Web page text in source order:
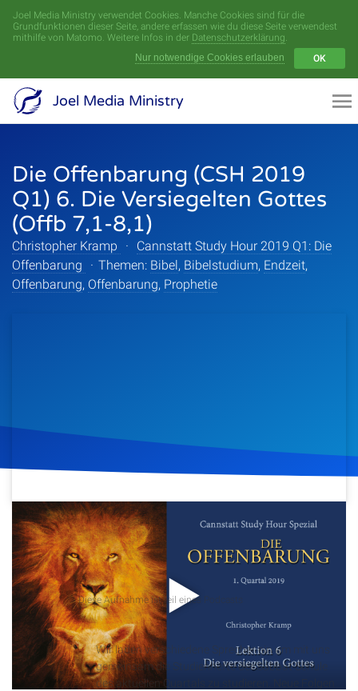
Joel Media Ministry verwendet Cookies. Manche Cookies sind für die
Grundfunktionen dieser Seite, andere erfassen wie du diese Seite verwendest
mithilfe von Matomo. Weitere Infos in der Datenschutzerklärung.
Nur notwendige Cookies erlauben
OK
Joel Media Ministry
Die Offenbarung (CSH 2019
Q1) 6. Die Versiegelten Gottes
(Offb 7,1-8,1)
Christopher Kramp ·
Cannstatt Study Hour 2019 Q1: Die
Offenbarung
· Themen: Bibel, Bibelstudium, Endzeit,
Offenbarung, Offenbarung, Prophetie
4. Februar 2019 3.332 Download
Podcast Diese Aufnahme ist teil eines Podcasts
Cannstatt Study Hour
Wir laden verschiedene Sprecher ein um mit uns
gemeinsam die Studienhefte der Sabbat Schule
des aktuellen Quartals zu studieren. Neue Folgen
Menü
Videoarchiv
Serien
Sprecher
Themen
Kontakt